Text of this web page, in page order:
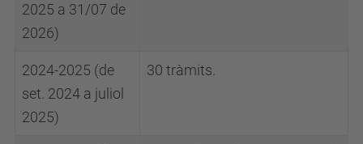
2025 a 31/07 de
2026)
2024-2025 (de
set. 2024 a juliol
2025)
30 tràmits.